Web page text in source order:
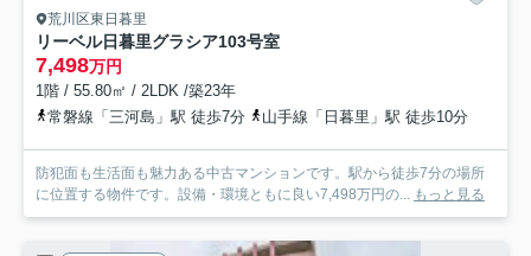
荒川区東日暮里
リーベル日暮里グラシア103号室
7,498万円
1階 / 55.80㎡ / 2LDK /築23年
常磐線「三河島」駅 徒歩7分
山手線「日暮里」駅 徒歩10分
防犯面も生活面も魅力ある中古マンションです。駅から徒歩7分の場所
に位置する物件です。設備・環境ともに良い7,498万円の... もっと見る